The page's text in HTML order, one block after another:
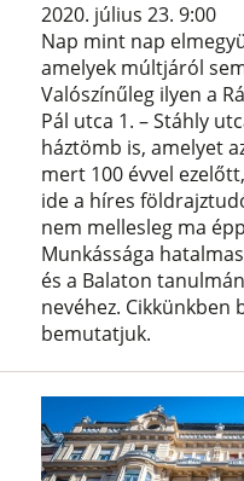
2020. július 23. 9:00
Nap mint nap
amelyek múltjáról
Valószínűleg ilyen a
Pál utca 1. – Stáhly
háztömb is, amelyet
mert 100 évvel
ide a híres
nem mellesleg ma
Munkássága
és a Balaton
nevéhez.
bemutatjuk.